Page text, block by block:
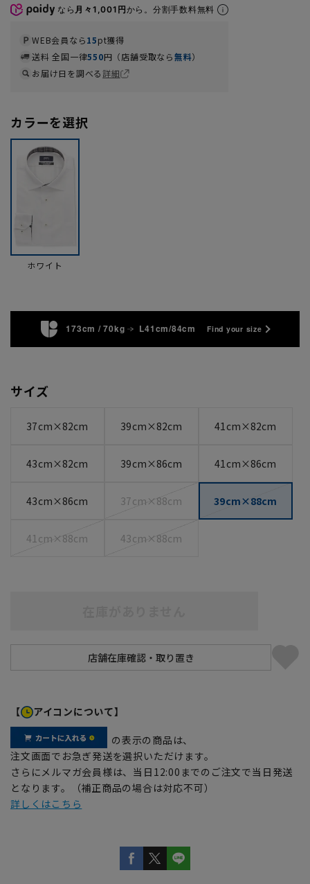
なら 月々1,001円から。分割手数料無料
WEB会員なら15pt獲得
送料 全国一律550円（店舗受取なら無料）
お届け日を調べる詳細
カラーを選択
ホワイト
173cm / 70kg L41cm/84cm Find your size
サイズ
37cm×82cm 39cm×82cm 41cm×82cm
43cm×82cm 39cm×86cm 41cm×86cm
43cm×86cm 37cm×88cm 39cm×88cm
41cm×88cm 43cm×88cm
【 アイコンについて】
の表示の商品は、
注文画面でお急ぎ発送を選択いただけます。
さらにメルマガ会員様は、当日12:00までのご注文で当日発送
となります。（補正商品の場合は対応不可）
詳しくはこちら